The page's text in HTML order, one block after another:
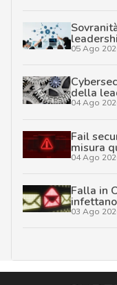
05 Ago
della
04 Ago
Fail
misura
04 Ago
Falla in
03 Ago